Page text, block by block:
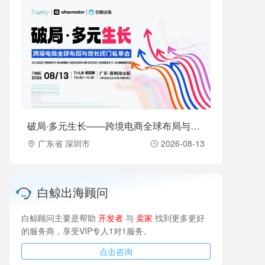
破局·多元生长——跨境电商全球布局与增长闭门私享会（2026-08-13）
广东省 深圳市 2026-08-13
白鲸出海顾问
白鲸顾问主要是帮助 开发者 与 卖家 找到更多更好
的服务商，享受VIP专人1对1服务。
点击咨询